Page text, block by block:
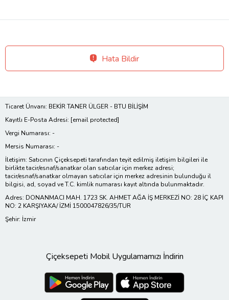
Hata Bildir
Ticaret Ünvanı: BEKİR TANER ÜLGER - BTU BİLİŞİM
Kayıtlı E-Posta Adresi: [email protected]
Vergi Numarası: -
Mersis Numarası: -
İletişim: Satıcının Çiçeksepeti tarafından teyit edilmiş iletişim bilgileri ile
birlikte tacir/esnaf/sanatkar olan satıcılar için merkez adresi;
tacir/esnaf/sanatkar olmayan satıcılar için merkez adresinin bulunduğu il
bilgisi, ad, soyad ve T.C. kimlik numarası kayıt altında bulunmaktadır.
Adres: DONANMACI MAH. 1723 SK. AHMET AĞA İŞ MERKEZİ NO: 28 İÇ KAPI
NO: 2 KARŞIYAKA/ İZMİ 1500047826/35/TUR
Şehir: İzmir
Çiçeksepeti Mobil Uygulamamızı İndirin